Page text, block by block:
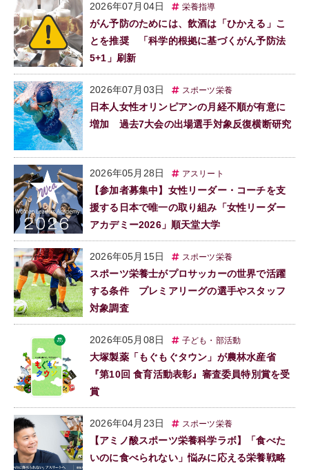
2026年07月04日 栄養指導
がん予防のためには、飲酒は「ひかえる」こ
とを推奨 「科学的根拠に基づくがん予防法
5+1」刷新
2026年07月03日 スポーツ栄養
日本人女性オリンピアンの月経不順が有意に
増加 過去7大会の出場選手対象反復横断研究
2026年05月28日 アスリート
【参加者募集中】女性リーダー・コーチを支
援する日本で唯一の取り組み「女性リーダー
アカデミー2026」順天堂大学
2026年05月15日 スポーツ栄養
スポーツ栄養士がプロサッカーの世界で活躍
する条件 プレミアリーグの選手やスタッフ
対象調査
2026年05月08日 子ども・部活動
大塚製薬「もぐもぐタウン」が農林水産省
『第10回 食育活動表彰』審査委員特別賞を受
賞
2026年04月23日 スポーツ栄養
【アミノ酸スポーツ栄養科学ラボ】「食べた
いのに食べられない」悩みに応える栄養戦略